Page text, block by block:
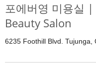
포에버영 미용실
Beauty Salon
6235 Foothill Blvd. Tujunga,